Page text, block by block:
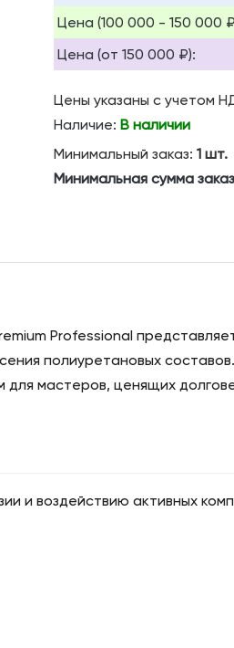
Цена (100 000 - 150 000
Цена (от 150 000 ₽):
Цены указаны с учетом
Наличие: В наличии
Минимальный заказ: 1 шт.
Минимальная сумма
Professional
полиуретановых
мастеров, ценящих
и воздействию активных